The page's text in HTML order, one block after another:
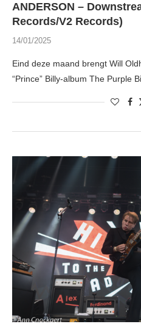
ANDERSON –
Records/V2 Records)
14/01/2025
Eind deze maand brengt Will
“Prince” Billy-album The Purple